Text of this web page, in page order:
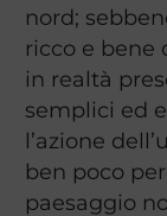
nord;
ricco e bene
in realtà
semplici ed
l’azione
ben poco
paesaggio